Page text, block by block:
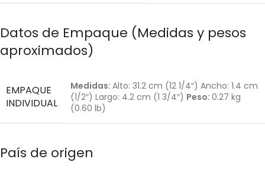
Datos de Empaque (Medidas y pesos
aproximados)
EMPAQUE
INDIVIDUAL
Medidas: Alto: 31.2 cm (12 1/4″) Ancho: 1.4 cm
(1/2″) Largo: 4.2 cm (1 3/4″) Peso: 0.27 kg
(0.60 lb)
País de origen